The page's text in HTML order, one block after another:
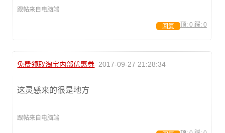
跟帖来自电脑端
顶: 0 踩: 0
回复
免费领取淘宝内部优惠券 2017-09-27 21:28:34
这灵感来的很是地方
跟帖来自电脑端